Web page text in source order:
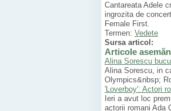
Cantareata Adele
ingrozita de
Female First.
Termen: Vedete
Sursa articol:
Articole
Alina Sorescu
Alina Sorescu, in
Olympics&nbsp;
'Loverboy': Actori
Ieri a avut loc
actorii romani Ada